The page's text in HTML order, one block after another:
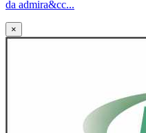
da admira&cc...
×